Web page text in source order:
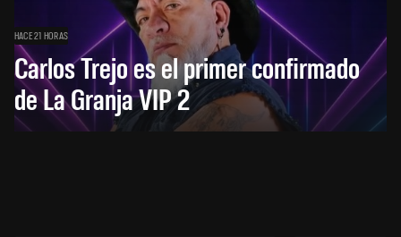
HACE 21 HORAS
Carlos Trejo es el primer confirmado
de La Granja VIP 2